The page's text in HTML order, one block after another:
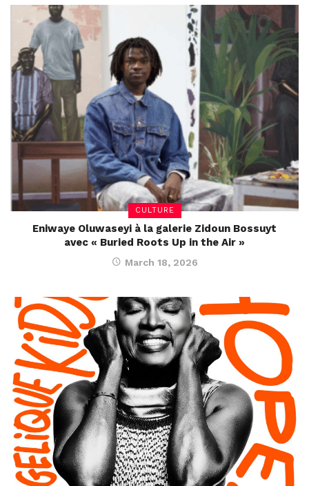
CULTURE
Eniwaye Oluwaseyi à la galerie Zidoun Bossuyt
avec « Buried Roots Up in the Air »
March 18, 2026